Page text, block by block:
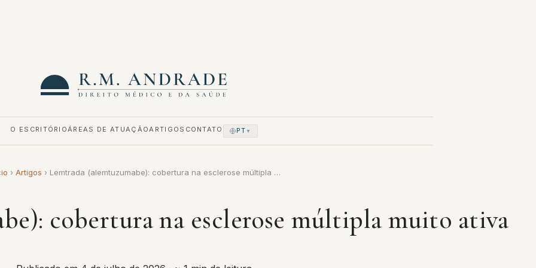
O ESCRITÓRIOÁREAS DE ATUAÇÃOARTIGOS CONTATO PT ▼
› Artigos › Lemtrada (alemtuzumabe): cobertura na esclerose múltipla …
cobertura na esclerose múltipla muito ativa